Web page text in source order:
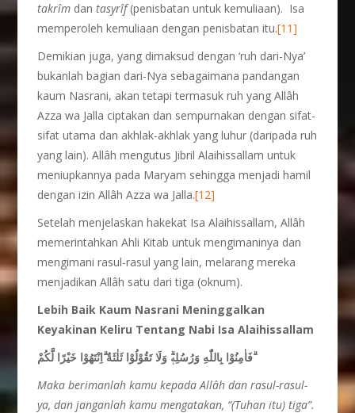
takrîm dantasyrîf(penisbatan untuk kemuliaan). Isa
memperoleh kemuliaan dengan penisbatan itu.[11]
Demikian juga, yang dimaksud dengan ‘ruh dari-Nya’
bukanlah bagian dari-Nya sebagaimana pandangan
kaum Nasrani, akan tetapi termasuk ruh yang Allâh
Azza wa Jalla ciptakan dan sempurnakan dengan sifat-
sifat utama dan akhlak-akhlak yang luhur (daripada ruh
yang lain). Allâh mengutus Jibril Alaihissallam untuk
meniupkannya pada Maryam sehingga menjadi hamil
dengan izin Allâh Azza wa Jalla.[12]
Setelah menjelaskan hakekat Isa Alaihissallam, Allâh
memerintahkan Ahli Kitab untuk mengimaninya dan
mengimani rasul-rasul yang lain, melarang mereka
menjadikan Allâh satu dari tiga (oknum).
Lebih Baik Kaum Nasrani Meninggalkan
Keyakinan Keliru Tentang Nabi Isa Alaihissallam
فَاٰمِنُوْا بِاللّٰهِ وَرُسُلِهٖۗ وَلَا تَقُوْلُوْا ثَلٰثَةٌ ۗاِنْتَهُوْا خَيْرًا لَّكُمْ ۗ
Maka berimanlah kamu kepada Allâh dan rasul-rasul-
ya, dan janganlah kamu mengatakan, “(Tuhan itu) tiga”.